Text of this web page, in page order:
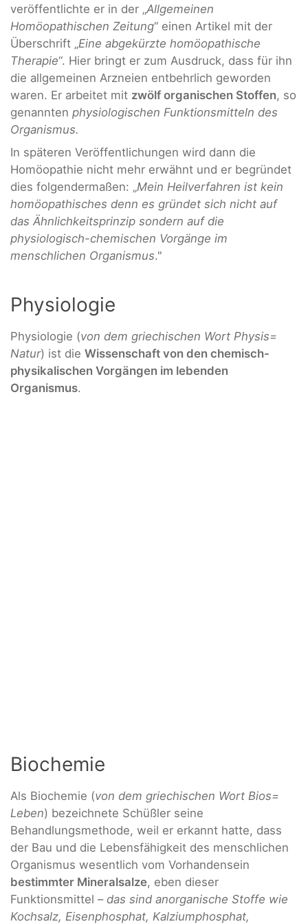
veröffentlichte er in der „Allgemeinen
Homöopathischen Zeitung“ einen Artikel mit der
Überschrift „Eine abgekürzte homöopathische
Therapie“. Hier bringt er zum Ausdruck, dass für ihn
die allgemeinen Arzneien entbehrlich geworden
waren. Er arbeitet mit zwölf organischen Stoffen, so
genannten physiologischen Funktionsmitteln des
Organismus.
In späteren Veröffentlichungen wird dann die
Homöopathie nicht mehr erwähnt und er begründet
dies folgendermaßen: „Mein Heilverfahren ist kein
homöopathisches denn es gründet sich nicht auf
das Ähnlichkeitsprinzip sondern auf die
physiologisch-chemischen Vorgänge im
menschlichen Organismus."
Physiologie
Physiologie (von dem griechischen Wort Physis=
Natur) ist die Wissenschaft von den chemisch-
physikalischen Vorgängen im lebenden
Organismus.
Biochemie
Als Biochemie (von dem griechischen Wort Bios=
Leben) bezeichnete Schüßler seine
Behandlungsmethode, weil er erkannt hatte, dass
der Bau und die Lebensfähigkeit des menschlichen
Organismus wesentlich vom Vorhandensein
bestimmter Mineralsalze, eben dieser
Funktionsmittel –das sind anorganische Stoffe wie
Kochsalz, Eisenphosphat, Kalziumphosphat,